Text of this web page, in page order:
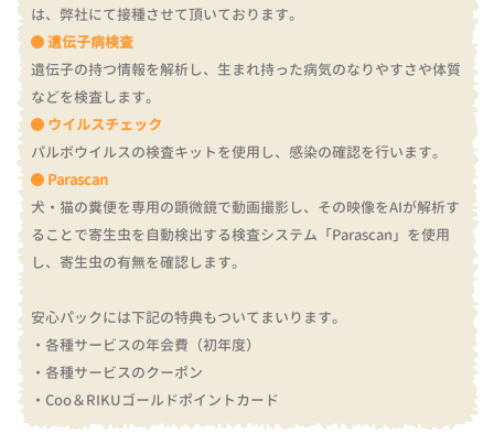
は、弊社にて接種させて頂いております。
遺伝子病検査
遺伝子の持つ情報を解析し、生まれ持った病気のなりやすさや体質
などを検査します。
ウイルスチェック
パルボウイルスの検査キットを使用し、感染の確認を行います。
Parascan
犬・猫の糞便を専用の顕微鏡で動画撮影し、その映像をAIが解析す
ることで寄生虫を自動検出する検査システム「Parascan」を使用
し、寄生虫の有無を確認します。
安心パックには下記の特典もついてまいります。
・各種サービスの年会費（初年度）
・各種サービスのクーポン
・Coo＆RIKUゴールドポイントカード